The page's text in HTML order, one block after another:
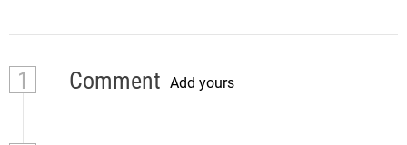
1 Comment Add yours